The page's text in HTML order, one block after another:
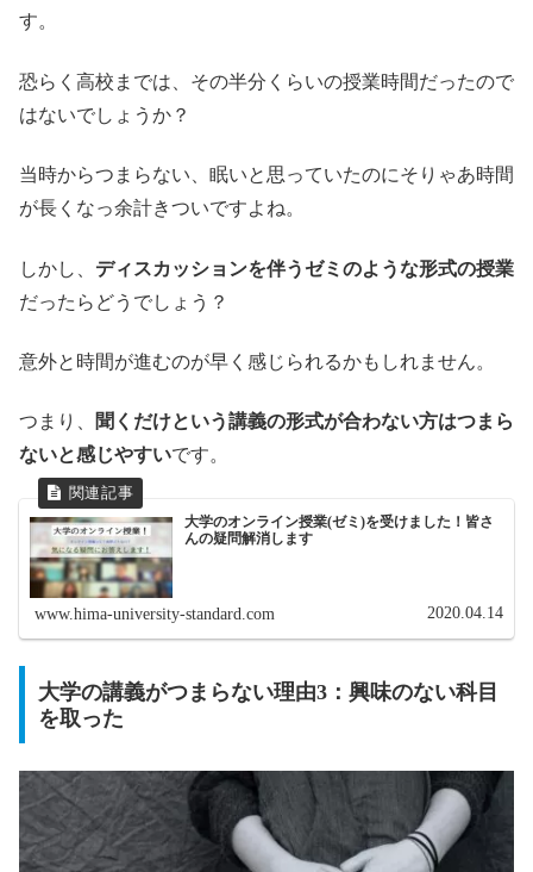
す。
恐らく高校までは、その半分くらいの授業時間だったので
はないでしょうか？
当時からつまらない、眠いと思っていたのにそりゃあ時間
が長くなっ余計きついですよね。
しかし、 ディスカッションを伴うゼミのような形式の授業
だったらどうでしょう？
意外と時間が進むのが早く感じられるかもしれません。
つまり、
聞くだけという講義の形式が合わない方はつまら
ないと感じやすいです。
大学のオンライン授業(ゼミ)を受けました！皆さ
んの疑問解消します
www.hima-university-standard.com 2020.04.14
大学の講義がつまらない理由3：興味のない科目
を取った